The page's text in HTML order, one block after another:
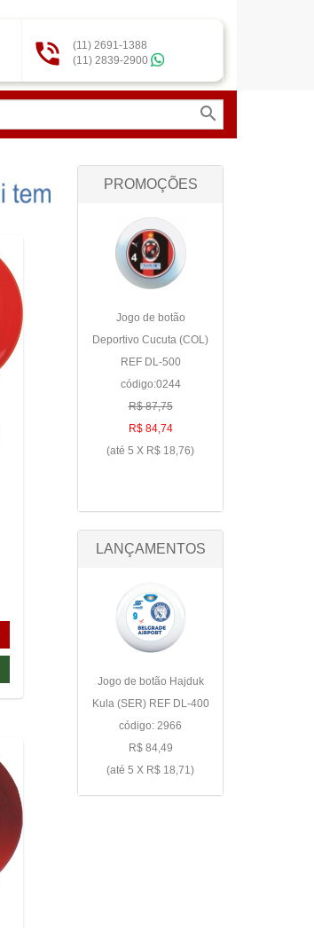

(11) 2691-1388
(11) 2839-2900
search
PROMOÇÕES
Jogo de botão
Deportivo Cucuta (COL)
REF DL-500
código:0244
R$ 87,75
R$ 84,74
(até 5 X R$ 18,76)
LANÇAMENTOS
Jogo de botão Hajduk
Kula (SER) REF DL-400
código: 2966
R$ 84,49
(até 5 X R$ 18,71 )